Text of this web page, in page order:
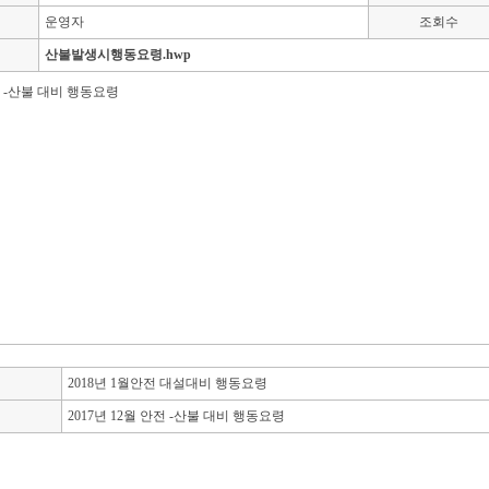
운영자 조회수
산불발생시행동요령.hwp
-산불 대비 행동요령
2018년 1월안전 대설대비 행동요령
2017년 12월 안전 -산불 대비 행동요령